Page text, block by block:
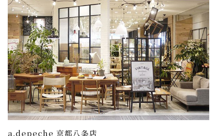
a.depeche 京都八条店